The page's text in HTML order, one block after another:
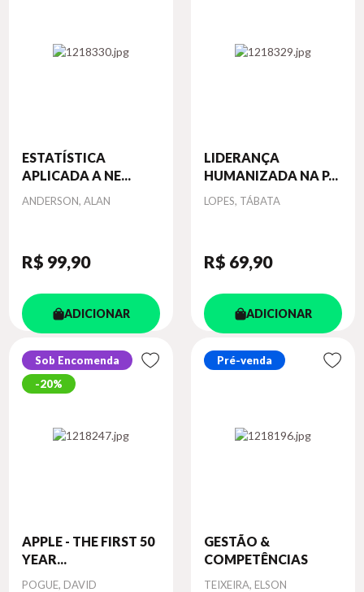
ESTATÍSTICA
APLICADA A NE...
Autor
ANDERSON, ALAN
R$ 99,90
ADICIONAR
LIDERANÇA
HUMANIZADA NA P...
Autor
LOPES, TÁBATA
R$ 69,90
ADICIONAR
Sob Encomenda
20%
APPLE - THE FIRST 50
YEAR...
Autor
POGUE, DAVID
Pré-venda
GESTÃO &
COMPETÊNCIAS
Autor
TEIXEIRA, ELSON